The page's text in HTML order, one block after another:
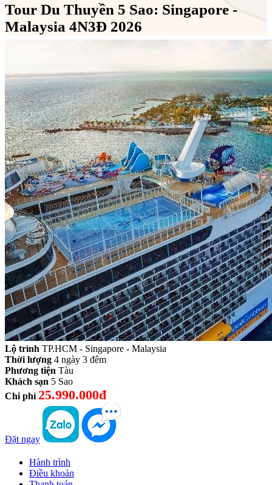
Tour Du Thuyền 5 Sao: Singapore -
Malaysia 4N3Đ 2026
Lộ trình TP.HCM - Singapore - Malaysia
Thời lượng 4 ngày 3 đêm
Phương tiện Tàu
Khách sạn 5 Sao
Chi phí 25.990.000đ
Đặt ngay
Hành trình
Điều khoản